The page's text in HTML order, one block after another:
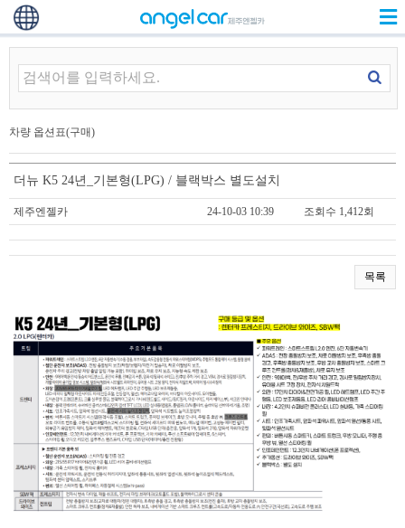
차량 옵션표(구매)
더뉴 K5 24년_기본형(LPG) / 블랙박스 별도설치
제주엔젤카 24-10-03 10:39 조회수 1,412회
목록